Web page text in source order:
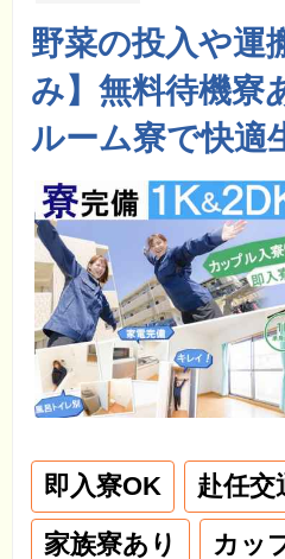
野菜の投入や運
み】無料待機寮
ルーム寮で快適
即入寮OK 赴任交
家族寮あり
カッ